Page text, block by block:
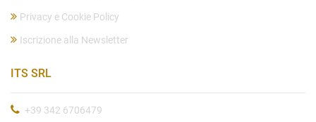
Privacy e Cookie Policy
Iscrizione alla Newsletter
ITS SRL
+39 342 6706479